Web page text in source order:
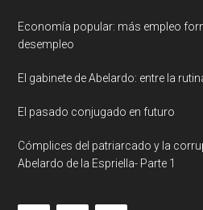
Economía popular: más empleo
desempleo
El gabinete de Abelardo: entre la
El pasado conjugado en futuro
Cómplices del patriarcado y la
Abelardo de la Espriella- Parte 1